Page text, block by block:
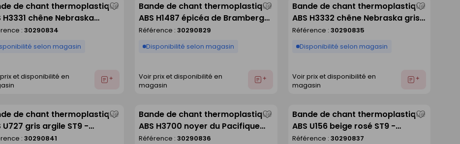
de chant thermoplastique
H3331 chêne Nebraska
ST10 - 23X0,8mm rouleau
: 30290834
selon magasin
et disponibilité en
Ajouter
Enregistrer
comme
Bande de chant thermoplastique
ABS H1487 épicéa de Bramberg
ST22 - 23X0,8mm rouleau de
75m
Référence : 30290829
Disponibilité selon magasin
Voir prix et disponibilité en
magasin
Ajouter
Enregistrer
comme
Bande de chant thermoplastique
ABS H3332 chêne Nebraska gris
ST10 - 23X0,8mm rouleau de
75m
Référence : 30290835
Disponibilité selon magasin
Voir prix et disponibilité en
magasin
Ajouter
comme
de chant thermoplastique
U727 gris argile ST9 -
rouleau de 75m
: 30290841
Enregistrer
comme
Bande de chant thermoplastique
ABS H3700 noyer du Pacifique
naturel ST10 - 23X0,8mm rouleau
Référence : 30290836
Enregistrer
comme
Bande de chant thermoplastique
ABS U156 beige rosé ST9 -
23X0,8mm rouleau de 75m
Référence : 30290837